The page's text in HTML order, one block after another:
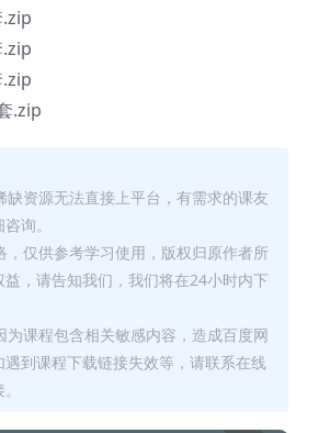
.zip
.zip
.zip
.zip
缺资源无法直接上平台，有需求的课友
询。
，仅供参考学习使用，版权归原作者所
，请告知我们，我们将在24小时内下
为课程包含相关敏感内容，造成百度网
到课程下载链接失效等，请联系在线